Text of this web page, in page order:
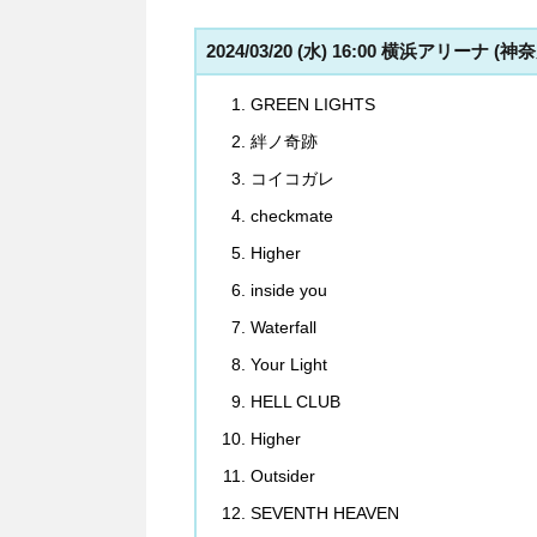
2024/03/20 (水) 16:00 横浜アリーナ (神
GREEN LIGHTS
絆ノ奇跡
コイコガレ
checkmate
Higher
inside you
Waterfall
Your Light
HELL CLUB
Higher
Outsider
SEVENTH HEAVEN